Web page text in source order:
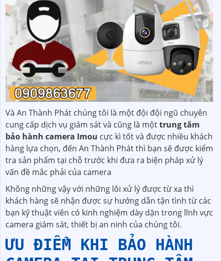
Và An Thành Phát chúng tôi là một đội đội ngũ chuyên
cung cấp dịch vụ giám sát và cũng là mộttrung tâm
bảo hành camera Imou cực kì tốt và được nhiều khách
hàng lựa chọn, đến An Thành Phát thì bạn sẽ được kiểm
tra sản phẩm tại chỗ trước khi đưa ra biện pháp xử lý
vấn đề mắc phải của camera
Không những vậy với những lôi xử lý được từ xa thì
khách hàng sẽ nhận được sự hướng dẫn tận tình từ các
bạn kỹ thuật viên có kinh nghiệm dày dặn trong lĩnh vực
camera giám sát, thiết bị an ninh của chúng tôi.
ƯU ĐIỂM KHI BẢO HÀNH